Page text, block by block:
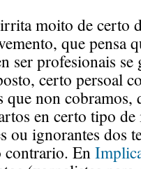
moito de certo
que pensa
ser profesionais se
certo persoal
que non cobramos,
en certo tipo
ou ignorantes dos
contrario. En